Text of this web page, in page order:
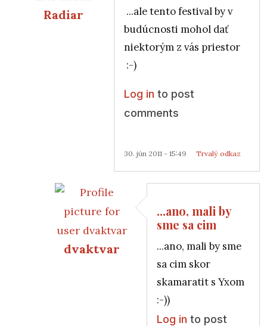
Radiar
byedo klena
...ale tento festival by v
budúcnosti mohol dať
niektorým z vás priestor
:-)
Log in to post
comments
30. jún 2011 - 15:49 Trvalý odkaz
dvaktvar
...ale tento festival by v
...ano, mali by
sme sa cim
...ano, mali by sme
sa cim skor
skamaratit s Yxom
:-))
Log in to post